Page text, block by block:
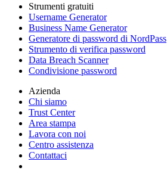
Strumenti gratuiti
Username Generator
Business Name Generator
Generatore di password di NordPass
Strumento di verifica password
Data Breach Scanner
Condivisione password
Azienda
Chi siamo
Trust Center
Area stampa
Lavora con noi
Centro assistenza
Contattaci